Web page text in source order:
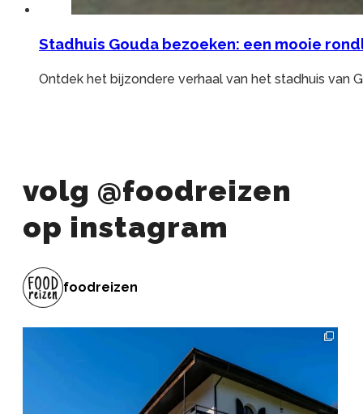
Stadhuis Gouda bezoeken: een mooie
Ontdek het bijzondere verhaal van het stadhuis van
volg @foodreizen
op instagram
foodreizen